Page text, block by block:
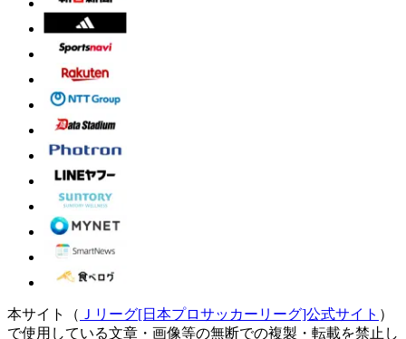
本サイト（ Ｊリーグ[日本プロサッカーリーグ]公式サイト ）
で使用している文章・画像等の無断での複製・転載を禁止し